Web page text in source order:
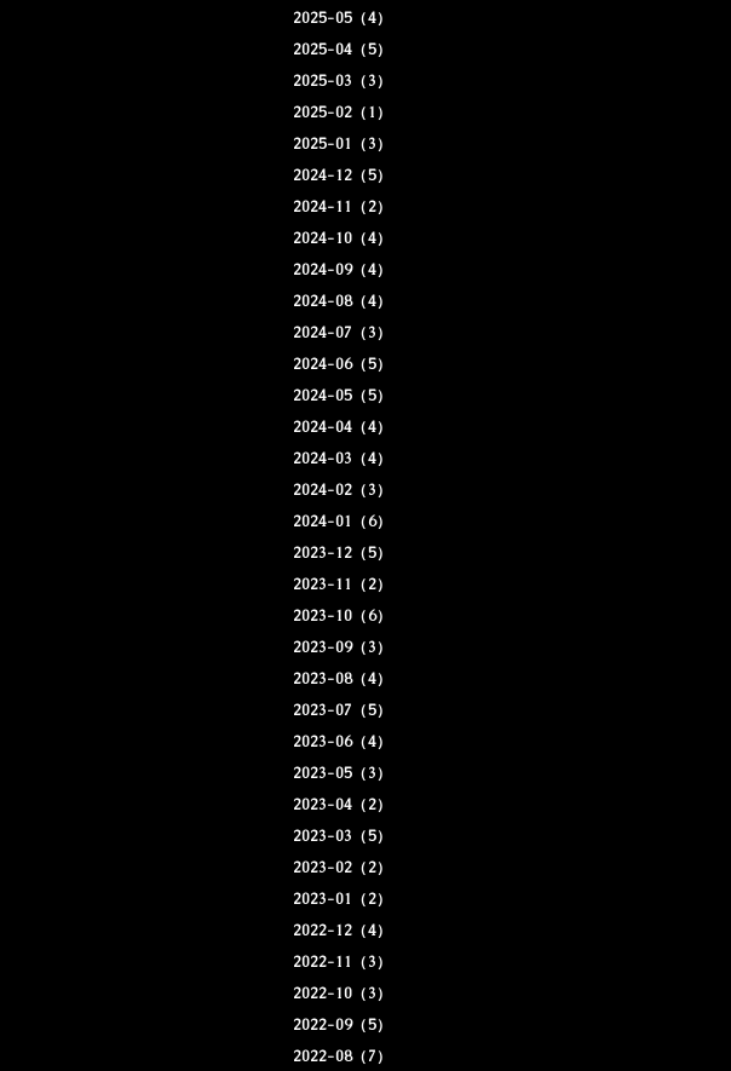
2025-05（4）
2025-04（5）
2025-03（3）
2025-02（1）
2025-01（3）
2024-12（5）
2024-11（2）
2024-10（4）
2024-09（4）
2024-08（4）
2024-07（3）
2024-06（5）
2024-05（5）
2024-04（4）
2024-03（4）
2024-02（3）
2024-01（6）
2023-12（5）
2023-11（2）
2023-10（6）
2023-09（3）
2023-08（4）
2023-07（5）
2023-06（4）
2023-05（3）
2023-04（2）
2023-03（5）
2023-02（2）
2023-01（2）
2022-12（4）
2022-11（3）
2022-10（3）
2022-09（5）
2022-08（7）